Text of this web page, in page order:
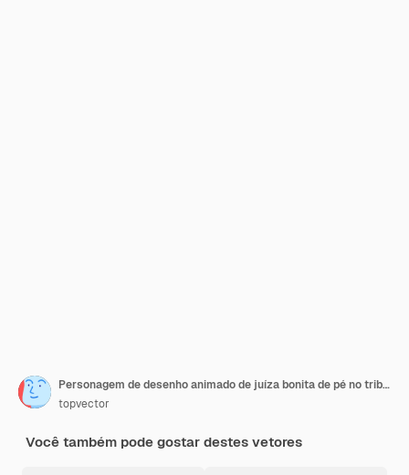
Personagem de desenho animado de juíza bonita de pé no tribunal com ilustração vetorial de martelo em branco
topvector
Você também pode gostar destes vetores